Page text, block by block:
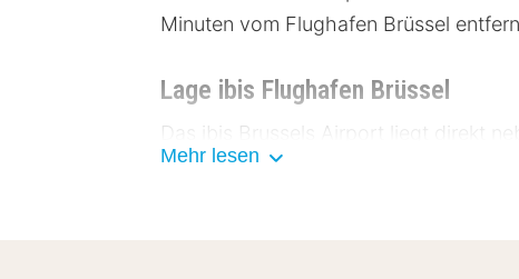
Minuten vom Flughafen Brüssel
Lage ibis Flughafen Brüssel
Das ibis Brussels Airport liegt direkt
sind bequem mit einem kurzen
Mehr lesen